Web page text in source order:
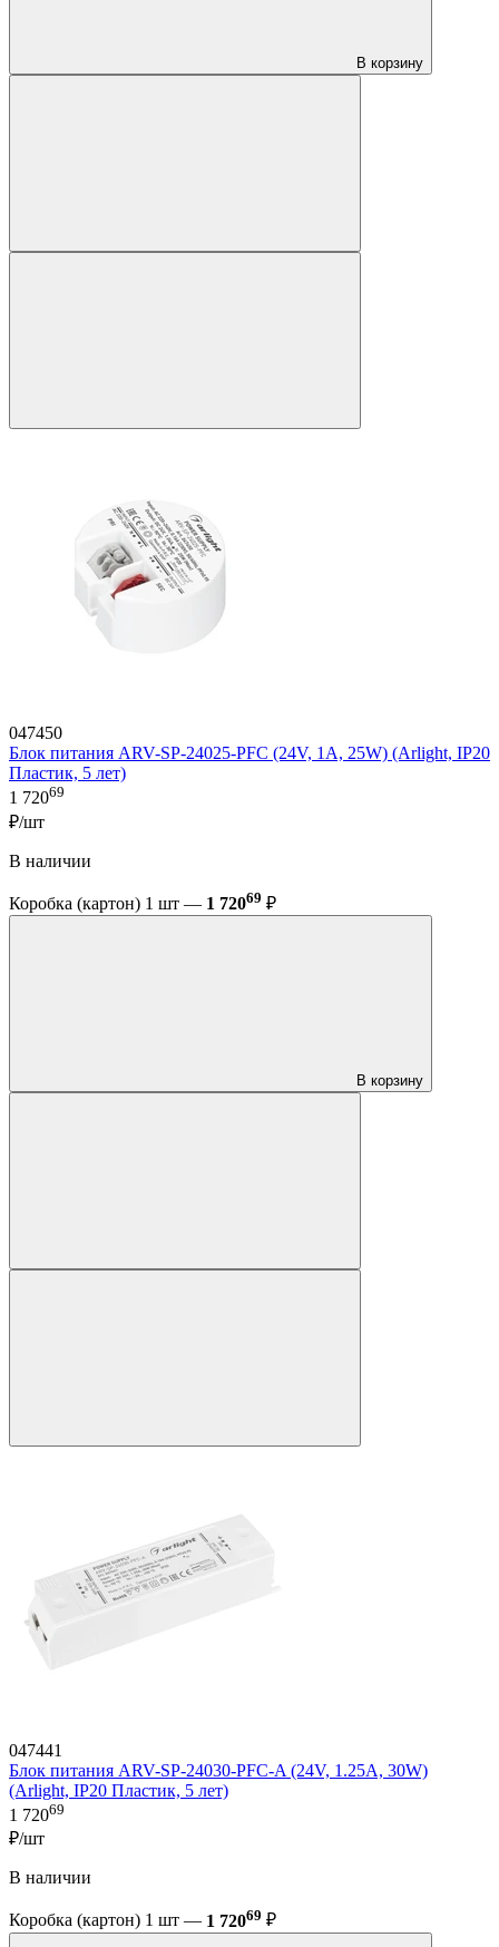
В корзину
047450
Блок питания ARV-SP-24025-PFC (24V, 1A, 25W) (Arlight, IP20
Пластик, 5 лет)
1 72069
₽/шт
В наличии
Коробка (картон) 1 шт — 1 72069 ₽
В корзину
047441
Блок питания ARV-SP-24030-PFC-A (24V, 1.25A, 30W)
(Arlight, IP20 Пластик, 5 лет)
1 72069
₽/шт
В наличии
Коробка (картон) 1 шт — 1 72069 ₽